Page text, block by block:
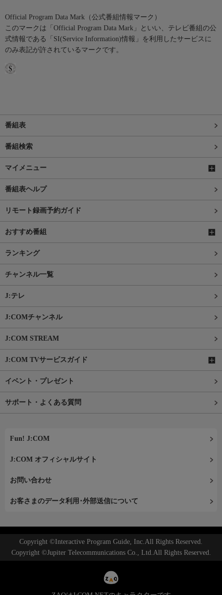
Official Program Data Mark（公式番組情報マーク）
このマークは「Official Program Data Mark」といい、テレビ番組の公
式情報である「SI(Service Information)情報」を利用したサービスに
のみ表記が許されているマークです。
番組表
番組検索
マイメニュー
番組表ヘルプ
リモート録画予約ガイド
おすすめ番組
ランキング
チャンネル一覧
J:テレ
J:COMチャンネル
J:COM STREAM
J:COM TVサービスガイド
イベント・プレゼント
サポート・よくある質問
Fun! J:COM
J:COM オフィシャルサイト
お問い合わせ
お客さまのデータ利用･外部送信について
Copyright ©Interactive Program Guide, Inc.All Rights Reserved.
Copyright ©Jupiter Telecommunications Co., Ltd.All Rights Reserved.